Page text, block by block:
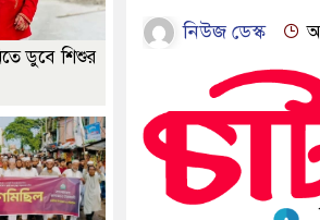
নিউজ ডেস্ক
ডুবে শিশুর